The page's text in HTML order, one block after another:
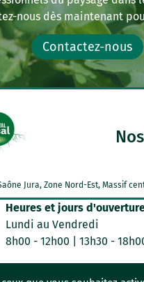
nous dès maintenant
Contactez-nous
Jura, Zone Nord-Est, Massif
Heures et jours
Lundi au Vendredi
8h00 - 12h00 | 13h30 -